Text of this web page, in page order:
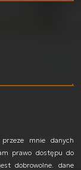
mnie danych
prawo dostępu do
dobrowolne. dane